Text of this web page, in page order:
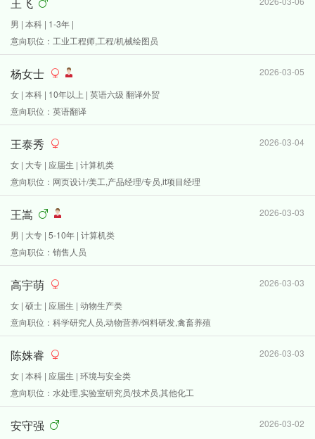
男 | 本科 | 1-3年 |
意向职位：工业工程师,工程/机械绘图员
杨女士
2026-03-05
女 | 本科 | 10年以上 | 英语六级 翻译外贸
意向职位：英语翻译
王泰秀
2026-03-04
女 | 大专 | 应届生 | 计算机类
意向职位：网页设计/美工,产品经理/专员,it项目经理
王嵩
2026-03-03
男 | 大专 | 5-10年 | 计算机类
意向职位：销售人员
高宇萌
2026-03-03
女 | 硕士 | 应届生 | 动物生产类
意向职位：科学研究人员,动物营养/饲料研发,禽畜养殖
陈姝睿
2026-03-03
女 | 本科 | 应届生 | 环境与安全类
意向职位：水处理,实验室研究员/技术员,其他化工
安守强
2026-03-02